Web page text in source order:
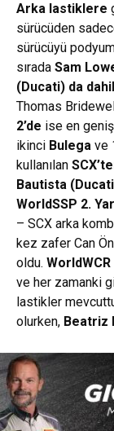
Arka lastiklere
sürücüden
sürücüyü
sırada Sam
(Ducati) da
Thomas
2’de ise en
ikinci Bulega ve
kullanılan
Bautista
WorldSSP 2.
– SCX arka
kez zafer Can
oldu. WorldWCR
ve her zamanki
lastikler
olurken, Beatriz